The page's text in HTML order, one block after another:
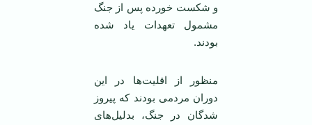
و شکست خورده پس از جنگ
مشمول تعهدات یاد شده
بودند.
منظور از اقلیت‌ها در این
دوران مردمی ‌بودند که پیروز
شدگان در جنگ، بدلیل‌های